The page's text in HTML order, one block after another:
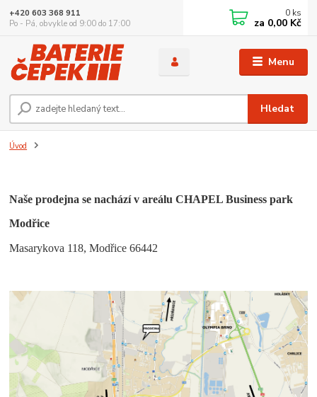
Menu
Hledat
+420 603 368 911
Po - Pá, obvykle od 9:00 do 17:00
0 ks
za 0,00 Kč
Úvod
Naše prodejna se nachází v areálu CHAPEL Business park
Modřice
Masarykova 118, Modřice 66442